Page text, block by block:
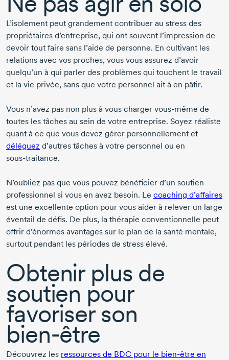
L’isolement peut grandement contribuer au stress des
propriétaires d’entreprise, qui ont souvent l’impression de
devoir tout faire sans l’aide de personne. En cultivant les
relations avec vos proches, vous vous assurez d’avoir
quelqu’un à qui parler des problèmes qui touchent le travail
et la vie privée, sans que votre personnel ait à en pâtir.
Vous n’avez pas non plus à vous charger vous-même de
toutes les tâches au sein de votre entreprise. Soyez réaliste
quant à ce que vous devez gérer personnellement et
déléguez d’autres tâches à votre personnel ou en
sous-traitance.
N’oubliez pas que vous pouvez bénéficier d’un soutien
professionnel si vous en avez besoin. Le coaching d’affaires
est une excellente option pour vous aider à relever un large
éventail de défis. De plus, la thérapie conventionnelle peut
offrir d’énormes avantages sur le plan de la santé mentale,
surtout pendant les périodes de stress élevé.
Obtenir plus de
soutien pour
favoriser son
bien-être
Découvrez les ressources de BDC pour le bien-être en